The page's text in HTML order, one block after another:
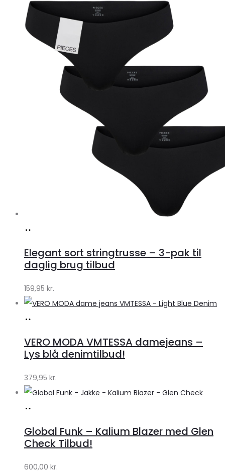
Klædeskabet.dk
Elegant sort stringtrusse – 3-pak til
daglig brug tilbud
159,95 kr.
Klædeskabet.dk
VERO MODA VMTESSA damejeans –
Lys blå denimtilbud!
379,95 kr.
Lykke
Lykke
Global Funk – Kalium Blazer med Glen
Check Tilbud!
600,00 kr.